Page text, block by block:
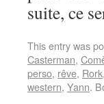
suite, ce
This entry was
Casterman,
perso, rêve, Rork,
western, Yann.